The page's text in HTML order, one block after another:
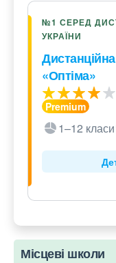
№1 СЕРЕД
УКРАЇНИ
«Оптіма»
1–12 класи
Місцеві школи